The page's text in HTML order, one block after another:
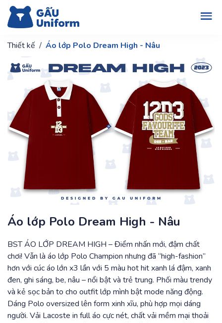
Thiết kế Áo lớp Polo Dream High - Nâu
Áo lớp Polo Dream High - Nâu
BST ÁO LỚP DREAM HIGH – Điểm nhấn mới, đậm chất
chơi! Vẫn là áo lớp Polo Champion nhưng đã “high-fashion”
hơn với cúc áo lớn x3 lần với 5 màu hot hit xanh lá đậm, xanh
đen, ghi sáng, be, nâu – nổi bật và trẻ trung. Phối màu trendy
và kẻ sọc bản to cho outfit lớp mình bật mode năng động.
Dáng Polo oversized lên form xinh xĩu, phù hợp mọi dáng
người. Vải Lacoste in full áo cực nét, chất vải mềm mại thoải